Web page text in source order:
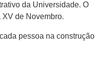
da Universidade. O
de Novembro.
pessoa na construção